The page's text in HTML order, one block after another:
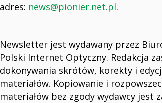
adres: news@pionier.net.pl.
Newsletter jest wydawany przez
Polski Internet Optyczny. Redakcja
dokonywania skrótów, korekty i
materiałów. Kopiowanie i
materiałów bez zgody wydawcy jest